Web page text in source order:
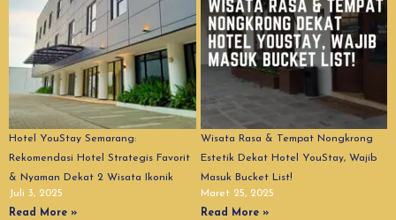
Hotel YouStay Semarang:
Rekomendasi Hotel Strategis Favorit
& Nyaman Dekat 2 Wisata Ikonik
Juli 3, 2025
Read More »
Wisata Rasa & Tempat Nongkrong
Estetik Dekat Hotel YouStay, Wajib
Masuk Bucket List!
Maret 25, 2025
Read More »